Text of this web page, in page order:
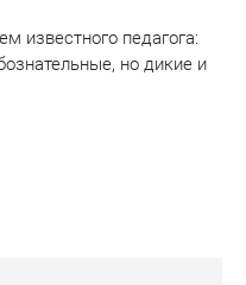
известного педагога:
но дикие и
считают
из них выходят
надлежащим